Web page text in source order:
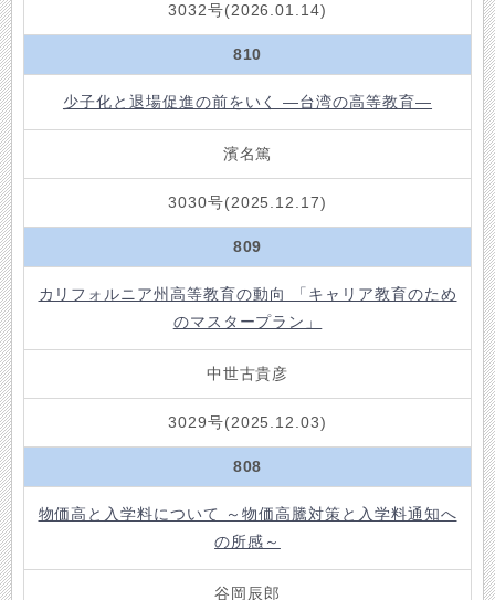
3032号(2026.01.14)
810
少子化と退場促進の前をいく ―台湾の高等教育―
濱名篤
3030号(2025.12.17)
809
カリフォルニア州高等教育の動向 「キャリア教育のため
のマスタープラン」
中世古貴彦
3029号(2025.12.03)
808
物価高と入学料について ～物価高騰対策と入学料通知へ
の所感～
谷岡辰郎